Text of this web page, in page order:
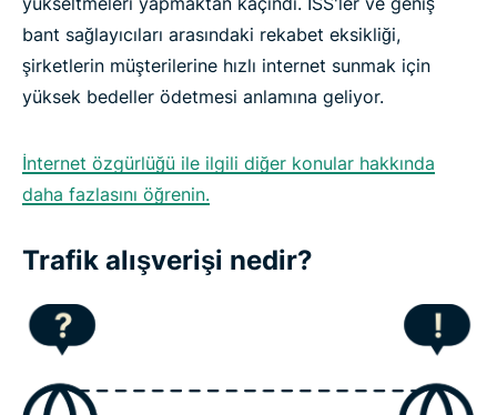
bant sağlayıcıları arasındaki rekabet eksikliği,
şirketlerin müşterilerine hızlı internet sunmak için
yüksek bedeller ödetmesi anlamına geliyor.
İnternet özgürlüğü ile ilgili diğer konular hakkında
daha fazlasını öğrenin.
Trafik alışverişi nedir?